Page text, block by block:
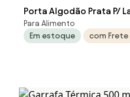
Porta Algodão Prata P/
Para Alimento
Em estoque
com Frete